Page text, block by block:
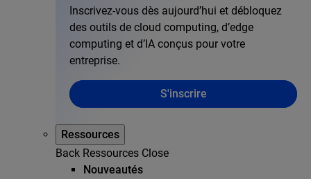
Inscrivez-vous dès aujourd’hui et débloquez
des outils de cloud computing, d’edge
computing et d’IA conçus pour votre
entreprise.
S'inscrire
Ressources
Back Ressources Close
Nouveautés